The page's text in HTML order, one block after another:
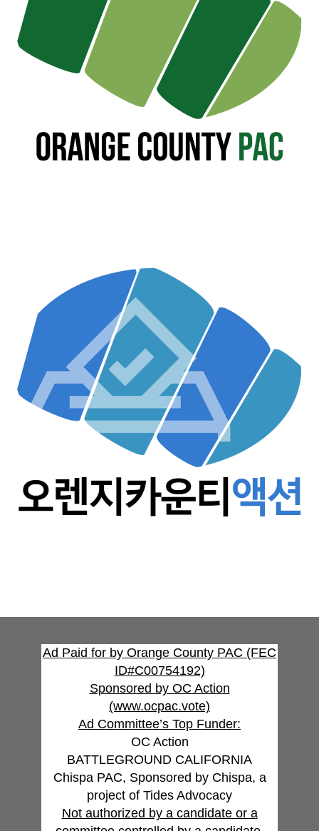
Ad Paid for by Orange County PAC (FEC
ID#C00754192)
Sponsored by OC Action
(www.ocpac.vote)
Ad Committee’s Top Funder:
OC Action
BATTLEGROUND CALIFORNIA
Chispa PAC, Sponsored by Chispa, a
project of Tides Advocacy
Not authorized by a candidate or a